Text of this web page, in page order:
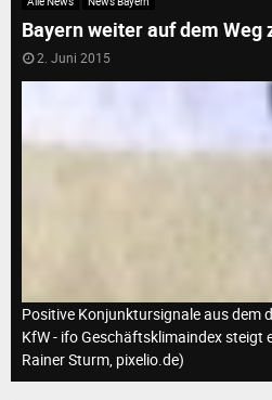
M
M
E
Bayern weiter auf dem
2. Juni 2015
Positive Konjunktursignale aus dem
KfW - ifo Geschäftsklimaindex steigt
Rainer Sturm, pixelio.de)